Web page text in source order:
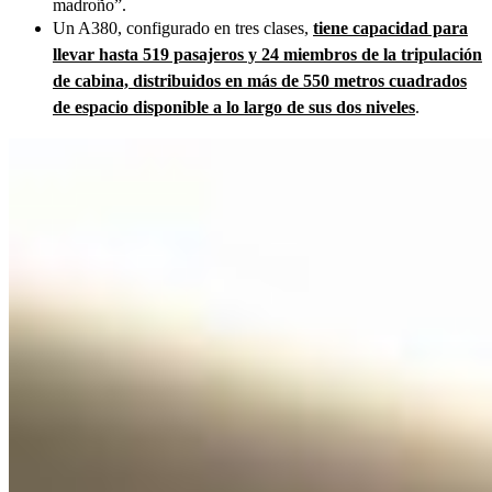
madroño”.
Un A380, configurado en tres clases, tiene capacidad para
llevar hasta 519 pasajeros y 24 miembros de la tripulación
de cabina, distribuidos en más de 550 metros cuadrados
de espacio disponible a lo largo de sus dos niveles.